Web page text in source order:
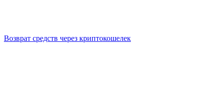
Возврат средств через криптокошелек